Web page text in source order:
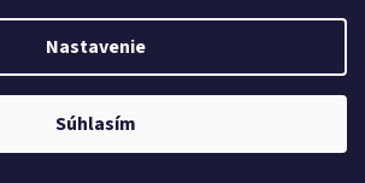
Nastavenie
Súhlasím